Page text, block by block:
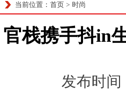
当前位置： 首页 > 时尚
官栈携手抖in
发布时间